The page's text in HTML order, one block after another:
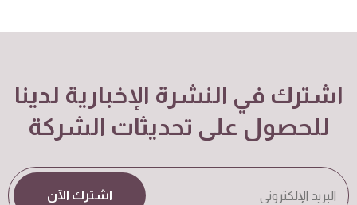
اشترك في النشرة الإخبارية لدينا
للحصول على تحديثات الشركة
اشترك الآن